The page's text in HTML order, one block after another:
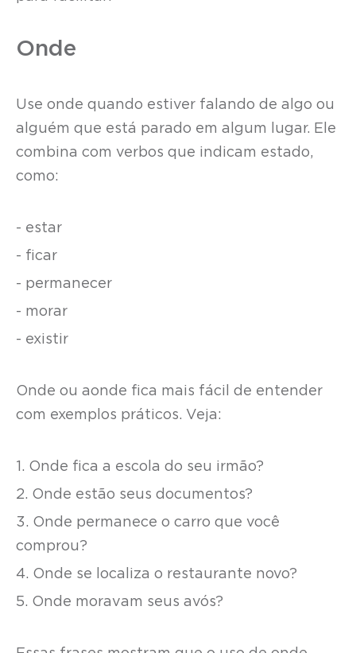
Onde
Use onde quando estiver falando de algo ou
alguém que está parado em algum lugar. Ele
combina com verbos que indicam estado,
como:
- estar
- ficar
- permanecer
- morar
- existir
Onde ou aonde fica mais fácil de entender
com exemplos práticos. Veja:
1. Onde fica a escola do seu irmão?
2. Onde estão seus documentos?
3. Onde permanece o carro que você
comprou?
4. Onde se localiza o restaurante novo?
5. Onde moravam seus avós?